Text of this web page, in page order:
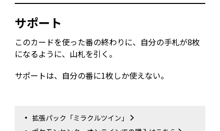
サポート
このカードを使った番の終わりに、自分の手札が8枚
になるように、山札を引く。
サポートは、自分の番に1枚しか使えない。
拡張パック「ミラクルツイン」